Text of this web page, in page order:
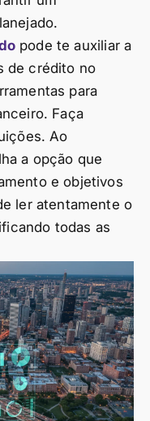
pode te auxiliar a
de crédito no
para
Faça
Ao
a opção que
e objetivos
ler atentamente o
todas as